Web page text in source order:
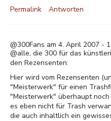
Permalink
Antworten
@300Fans am 4. April 2007 -
@alle, die 300 für das
den Rezensenten:
Hier wird vom Rezensenten
"Meisterwerk" für einen
"Meisterwerk" überhaupt
es eben nicht für Trash
die auch inhaltlich ein